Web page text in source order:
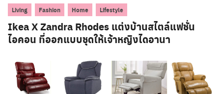
Living Fashion Home Lifestyle
Ikea X Zandra Rhodes แต่งบ้านสไตล์แฟชั่น
ไอคอน ที่ออกแบบชุดให้เจ้าหญิงไดอานา